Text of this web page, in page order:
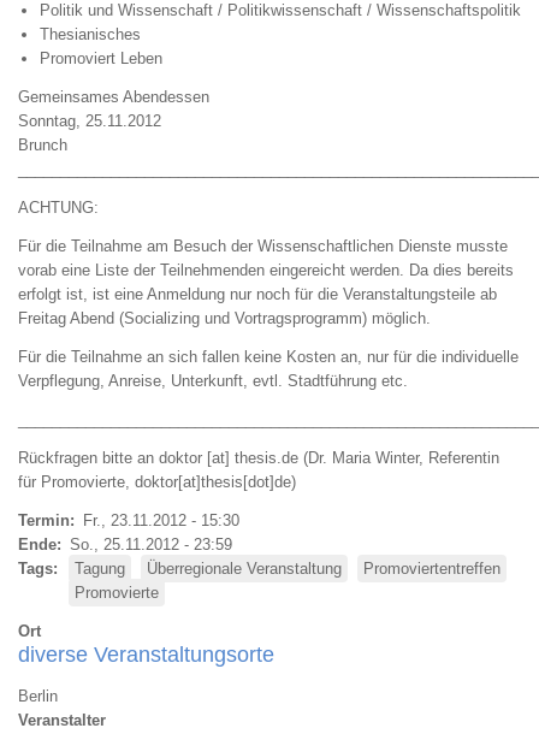
Politik und Wissenschaft / Politikwissenschaft / Wissenschaftspolitik
Thesianisches
Promoviert Leben
Gemeinsames Abendessen
Sonntag, 25.11.2012
Brunch
ACHTUNG:
Für die Teilnahme am Besuch der Wissenschaftlichen Dienste musste
vorab eine Liste der Teilnehmenden eingereicht werden. Da dies bereits
erfolgt ist, ist eine Anmeldung nur noch für die Veranstaltungsteile ab
Freitag Abend (Socializing und Vortragsprogramm) möglich.
Für die Teilnahme an sich fallen keine Kosten an, nur für die individuelle
Verpflegung, Anreise, Unterkunft, evtl. Stadtführung etc.
Rückfragen bitte an doktor [at] thesis.de (Dr. Maria Winter, Referentin
für Promovierte, doktor[at]thesis[dot]de)
Termin
Fr., 23.11.2012 - 15:30
Ende
So., 25.11.2012 - 23:59
Tags
Tagung Überregionale Veranstaltung
Promoviertentreffen
Promovierte
Ort
diverse Veranstaltungsorte
Berlin
Veranstalter